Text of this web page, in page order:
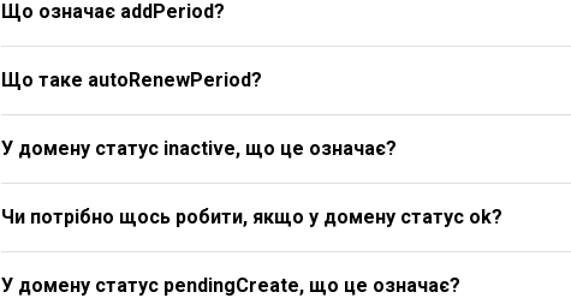
Що означає addPeriod?
Що таке autoRenewPeriod?
У домену статус inactive, що це означає?
Чи потрібно щось робити, якщо у домену статус ok?
У домену статус pendingCreate, що це означає?